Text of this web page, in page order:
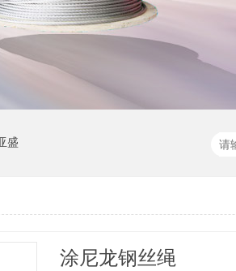
盛
涂尼龙钢丝绳